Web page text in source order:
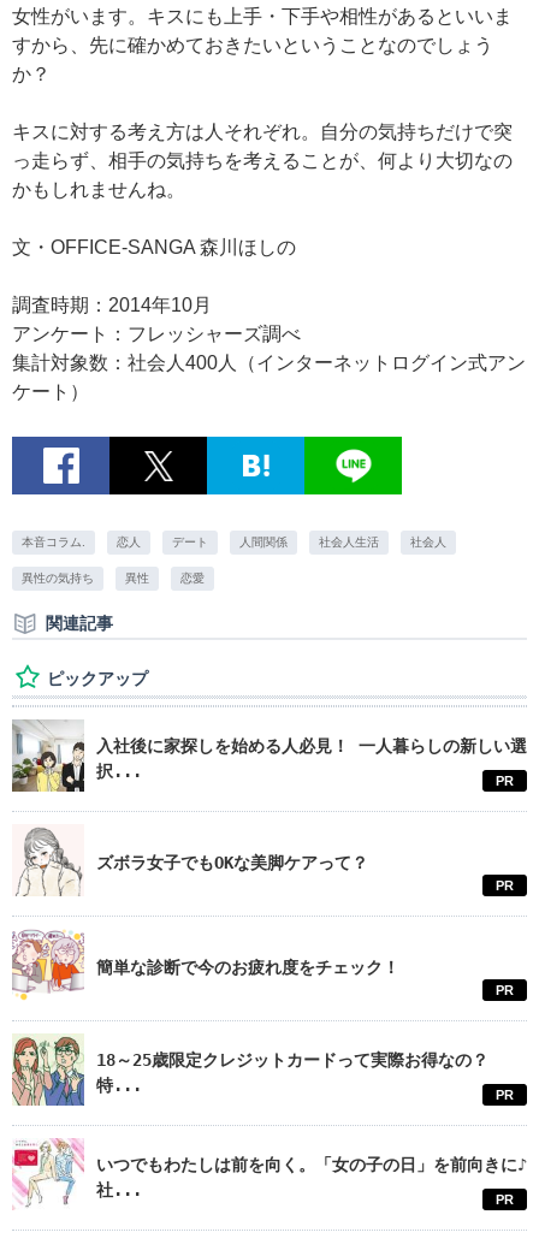
女性がいます。キスにも上手・下手や相性があるといいま
すから、先に確かめておきたいということなのでしょう
か？
キスに対する考え方は人それぞれ。自分の気持ちだけで突
っ走らず、相手の気持ちを考えることが、何より大切なの
かもしれませんね。
文・OFFICE-SANGA 森川ほしの
調査時期：2014年10月
アンケート：フレッシャーズ調べ
集計対象数：社会人400人（インターネットログイン式アン
ケート）
本音コラム. 恋人 デート 人間関係 社会人生活 社会人
異性の気持ち 異性 恋愛
関連記事
ピックアップ
入社後に家探しを始める人必見！ 一人暮らしの新しい選
択...
PR
ズボラ女子でもOKな美脚ケアって？
PR
簡単な診断で今のお疲れ度をチェック！
PR
18～25歳限定クレジットカードって実際お得なの？
特...
PR
いつでもわたしは前を向く。「女の子の日」を前向きに♪
社...
PR